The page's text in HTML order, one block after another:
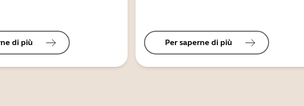
di più Per saperne di più